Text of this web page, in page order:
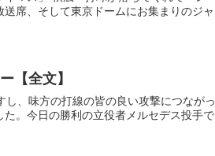
席、そして東京ドームにお集まりのジャ
【全文】
、味方の打線の皆の良い攻撃につながっ
。今日の勝利の立役者メルセデス投手で